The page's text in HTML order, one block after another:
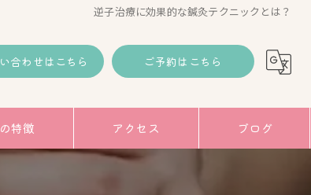
逆子治療に効果的な鍼灸テクニックとは？
合わせはこちら ご予約はこちら
特徴 アクセス ブログ